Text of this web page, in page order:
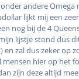
andere
lijkt mij een
nog bij de 4
lijstje stond dus
zal dus zeker
mensen hier op
zijn deze altijd